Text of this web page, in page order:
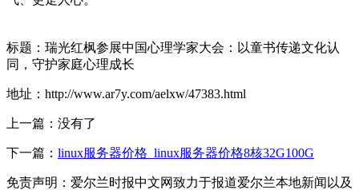
标题：瑞光红枫参展中国心理学家大会：以童书传递文化认
同，守护家庭心理成长
地址：http://www.ar7y.com/aelxw/47383.html
上一篇：没有了
下一篇： linux服务器价格_linux服务器价格8核32G100G
免责声明：爱尔兰时报中文网致力于报道爱尔兰本地新闻以及